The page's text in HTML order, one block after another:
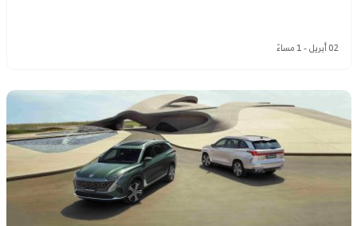
02 أبريل - 1 مساءً